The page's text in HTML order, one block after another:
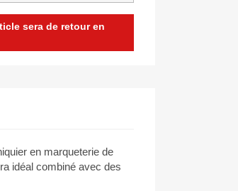
sera de retour en
en marqueterie de
idéal combiné avec des